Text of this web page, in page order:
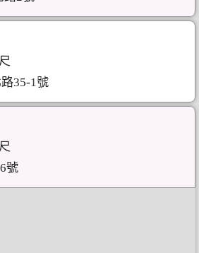
35-1號
號